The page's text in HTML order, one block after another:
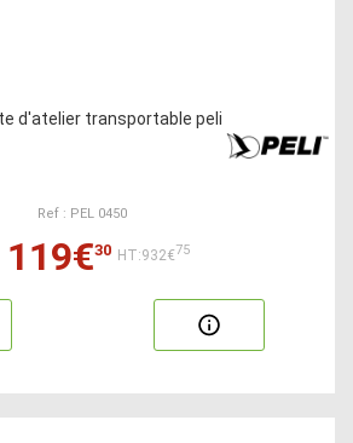
d'atelier transportable peli
Ref : PEL 0450
119€30 HT:932€75